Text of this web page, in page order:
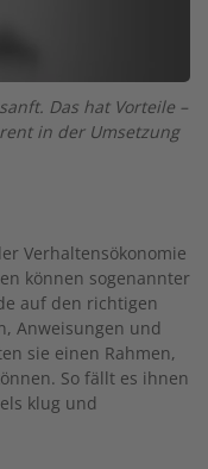
Das hat Vorteile –
in der Umsetzung
Verhaltensökonomie
können sogenannter
auf den richtigen
Anweisungen und
sie einen Rahmen,
So fällt es ihnen
klug und